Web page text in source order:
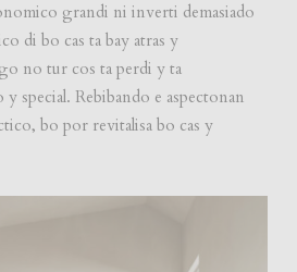
grandi ni inverti demasiado
di bo cas ta bay atras y
no tur cos ta perdi y ta
special. Rebibando e aspectonan
bo por revitalisa bo cas y